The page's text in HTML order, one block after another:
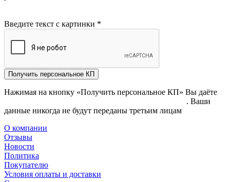
Введите текст с картинки *
Получить персональное КП
Нажимая на кнопку «Получить персональное КП» Вы даёте
. Ваши
данные никогда не будут переданы третьим лицам
О компании
Отзывы
Новости
Политика
Покупателю
Условия оплаты и доставки